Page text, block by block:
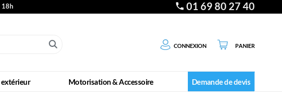
18h 01 69 80 27 40
Connexion Panier
Motorisation & Accessoire Demande de devis